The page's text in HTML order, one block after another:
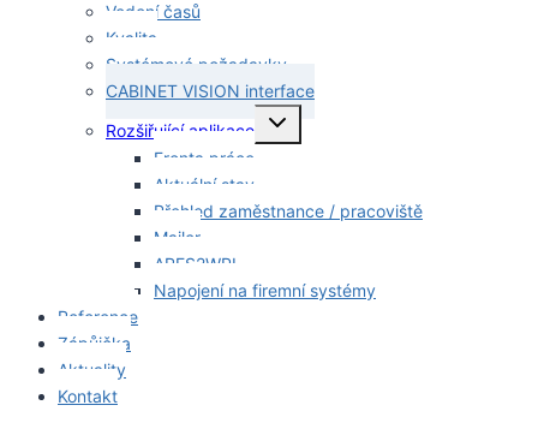
Vedení časů
Kvalita
Systémové požadavky
CABINET VISION interface
Rozšiřující aplikace
Toggle
Fronta práce
Aktuální stav
Přehled zaměstnance / pracoviště
Mailer
ARES2WPL
Napojení na firemní systémy
Reference
Zápůjčka
Aktuality
Kontakt